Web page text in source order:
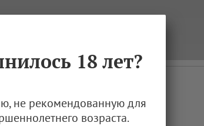
18 лет?
не рекомендованную для
возраста.